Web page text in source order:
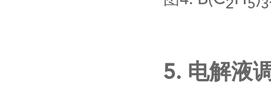
2 5 3
5. 电解液